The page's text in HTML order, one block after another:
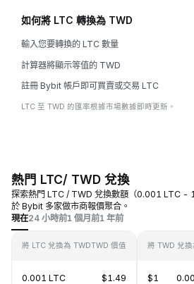
如何將 LTC 轉換為 TWD
輸入您要轉換的 LTC 數量
計算器將顯示等值的 TWD
註冊 Bybit 帳戶即可買賣或交易 LTC
LTC 至 TWD 的匯率根據市場數據即時更新。
熱門 LTC/ TWD 兌換
探索熱門 LTC / TWD 兌換數額（0.001 LTC -
於 Bybit 多家做市商報價聚合。
現在24 小時前1 個月前1 年前
將 LTC 兌換為 TWDTWD 價值
0.001 LTC $1.49
將 TWD 兌換
$1